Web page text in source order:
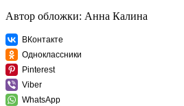
Автор обложки: Анна Калина
ВКонтакте
Одноклассники
Pinterest
Viber
WhatsApp